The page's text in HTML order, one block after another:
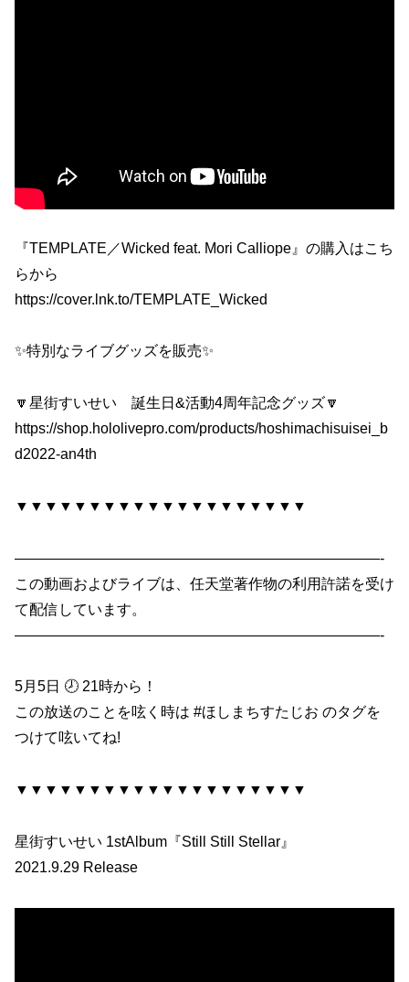
『TEMPLATE／Wicked feat. Mori Calliope』の購入はこち
らから
https://cover.lnk.to/TEMPLATE_Wicked
✨特別なライブグッズを販売✨
🔽星街すいせい 誕生日&活動4周年記念グッズ🔽
https://shop.hololivepro.com/products/hoshimachisuisei_b
d2022-an4th
▼▼▼▼▼▼▼▼▼▼▼▼▼▼▼▼▼▼▼▼
—————————————————————————-
この動画およびライブは、任天堂著作物の利用許諾を受け
て配信しています。
—————————————————————————-
5月5日 🕗 21時から！
この放送のことを呟く時は #ほしまちすたじお のタグを
つけて呟いてね!
▼▼▼▼▼▼▼▼▼▼▼▼▼▼▼▼▼▼▼▼
星街すいせい 1stAlbum『Still Still Stellar』
2021.9.29 Release